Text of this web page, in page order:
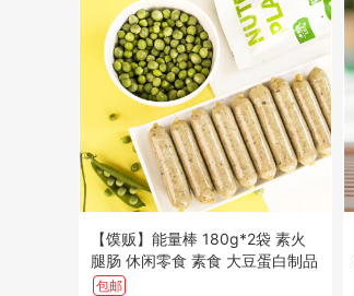
【馍贩】能量棒 180g*2袋 素火
腿肠 休闲零食 素食 大豆蛋白制品
包邮